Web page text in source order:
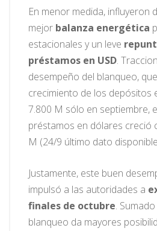
En menor medida, influyeron
mejor balanza energética
estacionales y un leve
préstamos en USD.
desempeño del blanqueo,
crecimiento de los depósitos
7.800 M sólo en septiembre,
préstamos en dólares creció
M (24/9 último dato
Justamente, este buen
impulsó a las autoridades a
finales de octubre.
blanqueo da mayores